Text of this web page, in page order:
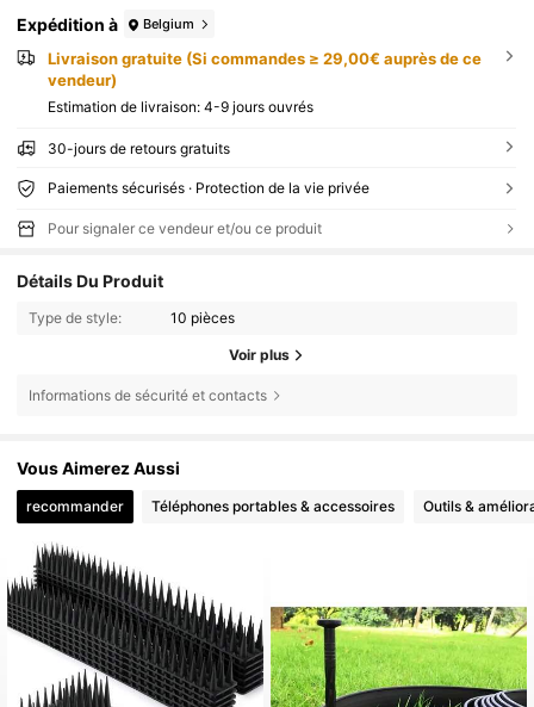
Expédition à Belgium
Livraison gratuite (Si commandes ≥ 29,00€ auprès de ce
vendeur)
Estimation de livraison: 4-9 jours ouvrés
30-jours de retours gratuits
Paiements sécurisés · Protection de la vie privée
Pour signaler ce vendeur et/ou ce produit
Détails Du Produit
Type de style: 10 pièces
Voir plus
Informations de sécurité et contacts
Vous Aimerez Aussi
recommander Téléphones portables & accessoires Outils &